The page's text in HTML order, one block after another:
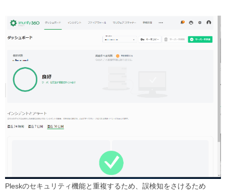
Pleskのセキュリティ機能と重複するため、誤検知をさけるため